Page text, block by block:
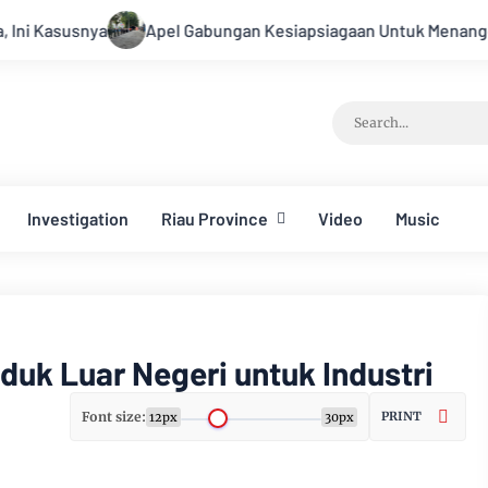
Apel Gabungan Kesiapsiagaan Untuk Menanggulangi Bencana
Investigation Riau Province Video Music
Luar Negeri untuk Industri
Font size: 12px 30px PRINT